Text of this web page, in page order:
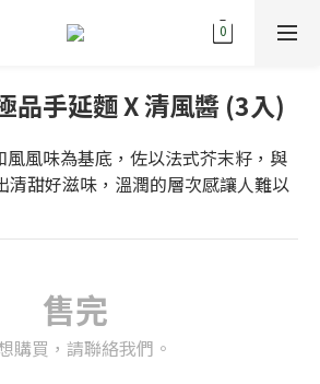
品手延麵 X 清風醬 (3入)
風味為基底，佐以法式芥末籽，與
清甜好滋味，溫潤的層次感讓人難以
售完
購買，請聯絡我們。